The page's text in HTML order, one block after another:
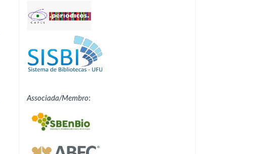
Associada/Membro: